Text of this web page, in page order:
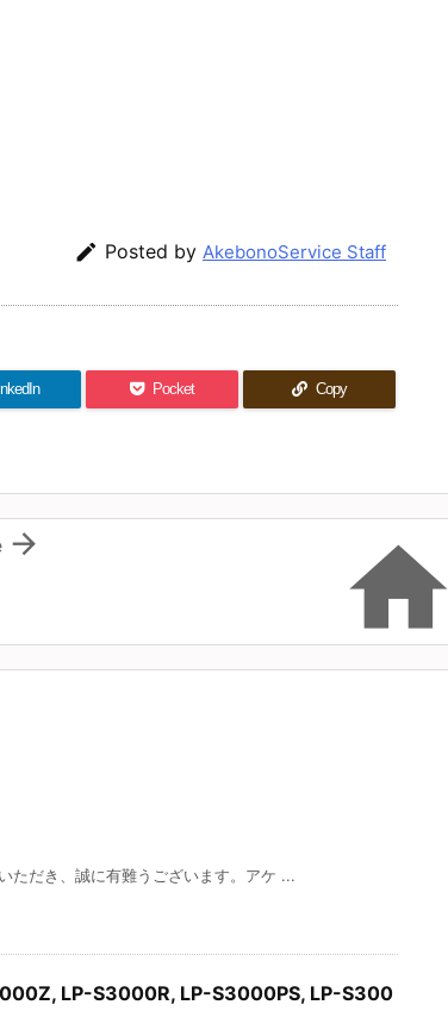
 Posted by AkebonoService Staff
Pocket Copy


ただき、誠に有難うございます。アケ ...
LP-S3000R, LP-S3000PS, LP-S300